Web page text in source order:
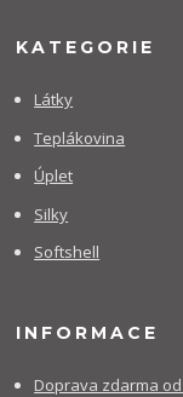
KATEGORIE
Látky
Teplákovina
Úplet
Silky
Softshell
INFORMACE
Doprava zdarma